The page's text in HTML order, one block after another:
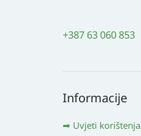
+387 63 060 853
Informacije
Uvjeti korištenja